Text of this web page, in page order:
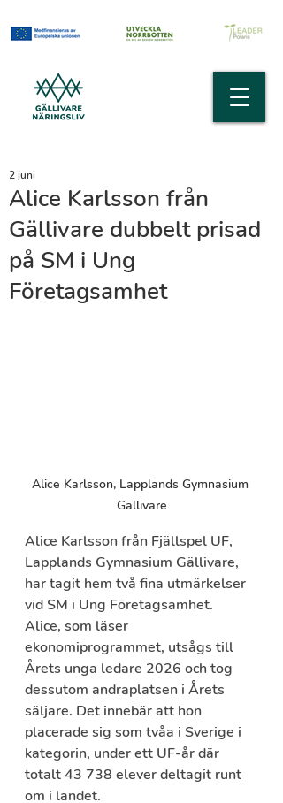
Alice Karlsson från
Gällivare dubbelt prisad
på SM i Ung
Företagsamhet
2 juni
Alice Karlsson, Lapplands Gymnasium
Gällivare
Alice Karlsson från Fjällspel UF,
Lapplands Gymnasium Gällivare,
har tagit hem två fina utmärkelser
vid SM i Ung Företagsamhet.
Alice, som läser
ekonomiprogrammet, utsågs till
Årets unga ledare 2026 och tog
dessutom andraplatsen i Årets
säljare. Det innebär att hon
placerade sig som tvåa i Sverige i
kategorin, under ett UF-år där
totalt 43 738 elever deltagit runt
om i landet.